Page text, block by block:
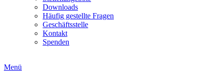
Downloads
Häufig gestellte Fragen
Geschäftsstelle
Kontakt
Spenden
Menü